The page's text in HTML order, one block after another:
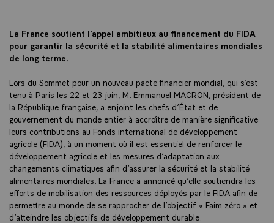
La France soutient l’appel ambitieux au financement du FIDA
pour garantir la sécurité et la stabilité alimentaires mondiales
de long terme.
Lors du Sommet pour un nouveau pacte financier mondial, qui s’est
tenu à Paris les 22 et 23 juin, M. Emmanuel MACRON, président de
la République française, a enjoint les chefs d’État et de
gouvernement du monde entier à accroître de manière significative
leurs contributions au Fonds international de développement
agricole (FIDA), à un moment où il est essentiel de renforcer le
développement agricole et les mesures d’adaptation aux
changements climatiques afin d’assurer la sécurité et la stabilité
alimentaires mondiales. La France a annoncé qu’elle soutiendra les
efforts de mobilisation des ressources déployés par le FIDA afin de
permettre au monde de se rapprocher de l’objectif « Faim zéro » et
d’atteindre les objectifs de développement durable.